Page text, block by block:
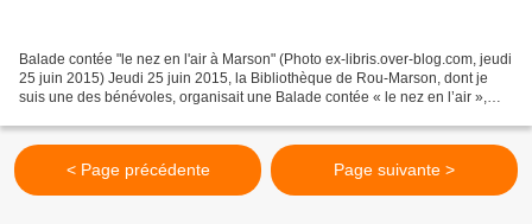
Balade contée "le nez en l'air à Marson" (Photo ex-libris.over-blog.com, jeudi
25 juin 2015) Jeudi 25 juin 2015, la Bibliothèque de Rou-Marson, dont je
suis une des bénévoles, organisait une Balade contée « le nez en l’air »,
< Page précédente Page suivante >